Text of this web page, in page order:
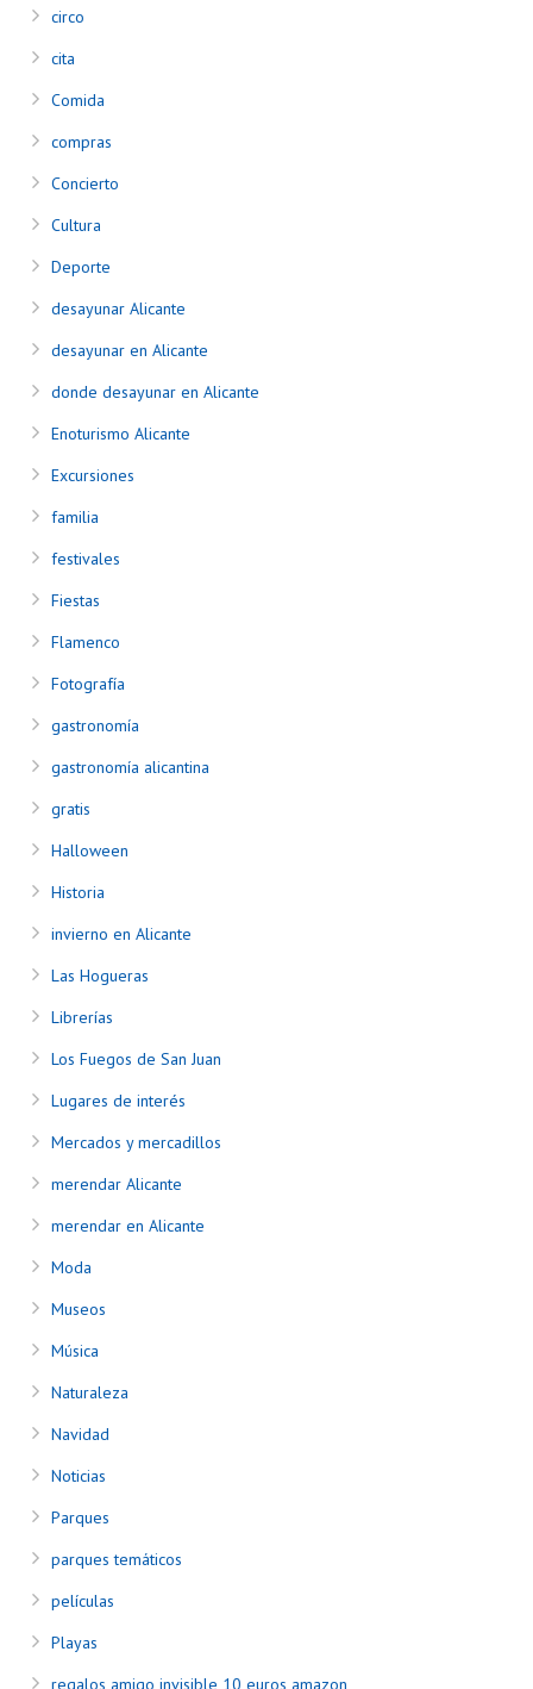
circo
cita
Comida
compras
Concierto
Cultura
Deporte
desayunar Alicante
desayunar en Alicante
donde desayunar en Alicante
Enoturismo Alicante
Excursiones
familia
festivales
Fiestas
Flamenco
Fotografía
gastronomía
gastronomía alicantina
gratis
Halloween
Historia
invierno en Alicante
Las Hogueras
Librerías
Los Fuegos de San Juan
Lugares de interés
Mercados y mercadillos
merendar Alicante
merendar en Alicante
Moda
Museos
Música
Naturaleza
Navidad
Noticias
Parques
parques temáticos
películas
Playas
regalos amigo invisible 10 euros amazon